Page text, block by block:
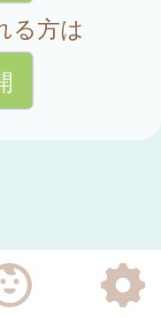
る方は